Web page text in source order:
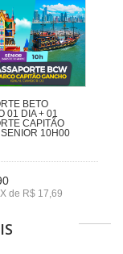
BETO
01 DIA + 01
CAPITÃO
10H00
de R$ 17,69